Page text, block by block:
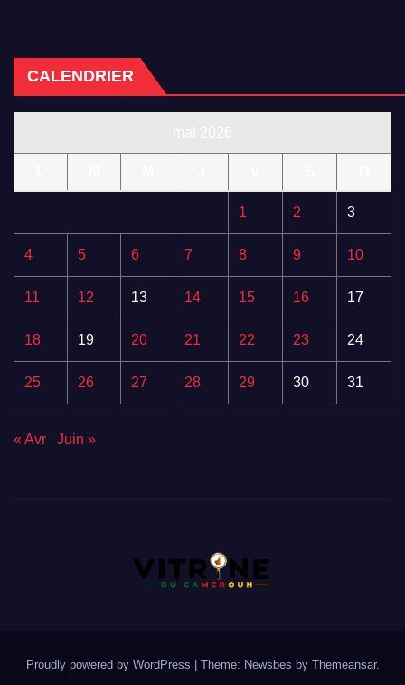
CALENDRIER
1 2 3
4 5 6 7 8 9 10
11 12 13 14 15 16 17
18 19 20 21 22 23 24
25 26 27 28 29 30 31
« Avr Juin »
Proudly powered by WordPress Theme: Newsbes by Themeansar.